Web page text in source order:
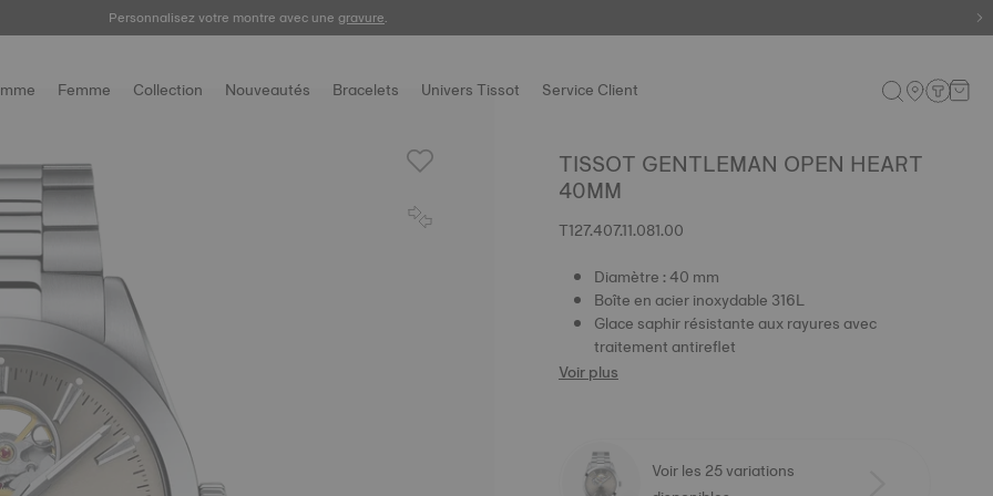
Personnalisez votre montre avec une gravure.
Enregistrez votre montre
Femme Collection Nouveautés Bracelets Univers Tissot Service Client
TISSOT GENTLEMAN OPEN HEART
40MM
T127.407.11.081.00
Diamètre : 40 mm
Boîte en acier inoxydable 316L
Glace saphir résistante aux rayures avec
traitement antireflet
Voir plus
Voir les 25 variations